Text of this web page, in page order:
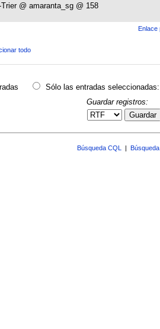
Trier @ amaranta_sg @ 158
Enlace
todo
Sólo las entradas seleccionadas:
Guardar registros:
Guardar
Búsqueda CQL